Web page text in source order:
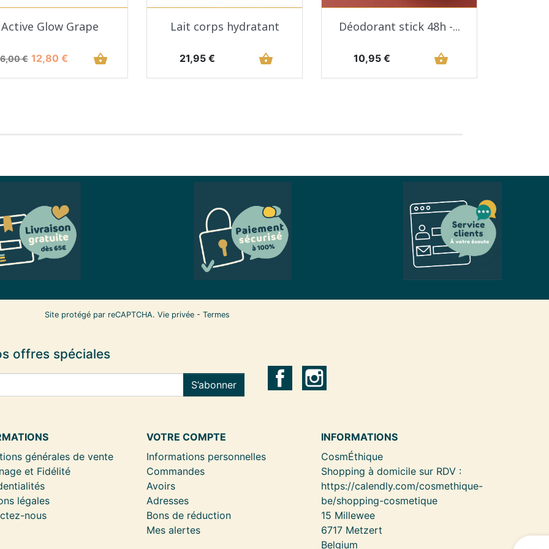
Aperçu rapide
Active Glow Grape
de base
€ Prix
12,80 € shopping_basket
Aperçu rapide
Lait corps hydratant
Prix
21,95 € shopping_basket
Aperçu rapide
Déodorant stick 48h -...
Prix
10,95 € shopping_basket
Site protégé par reCAPTCHA. Vie privée - Termes
offres spéciales
S’abonner
générales de vente
et Fidélité
légales
nous
VOTRE COMPTE
Informations personnelles
Commandes
Avoirs
Adresses
Bons de réduction
Mes alertes
INFORMATIONS
CosmÉthique
Shopping à domicile sur RDV :
https://calendly.com/cosmethique-
be/shopping-cosmetique
15 Millewee
6717 Metzert
Belgium